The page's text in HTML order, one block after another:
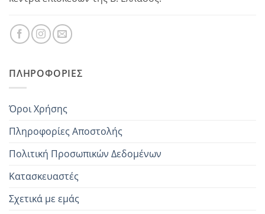
ΠΛΗΡΟΦΟΡΊΕΣ
Όροι Χρήσης
Πληροφορίες Αποστολής
Πολιτική Προσωπικών Δεδομένων
Κατασκευαστές
Σχετικά με εμάς